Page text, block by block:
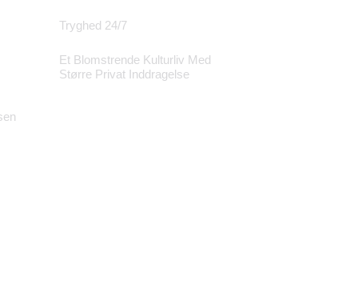
Tryghed 24/7
Et Blomstrende Kulturliv Med
Større Privat Inddragelse